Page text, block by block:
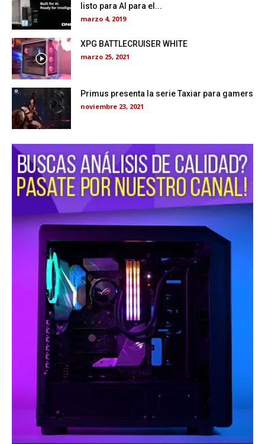
listo para AI para el...
marzo 4, 2019
XPG BATTLECRUISER WHITE
marzo 25, 2021
Primus presenta la serie Taxiar para gamers
noviembre 23, 2021